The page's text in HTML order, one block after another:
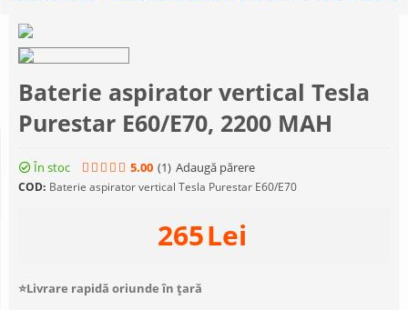
Baterie aspirator vertical Tesla
Purestar E60/E70, 2200 MAH
În stoc 5.00 (1) Adaugă părere
COD: Baterie aspirator vertical Tesla Purestar E60/E70
265Lei
⭐Livrare rapidă oriunde în țară